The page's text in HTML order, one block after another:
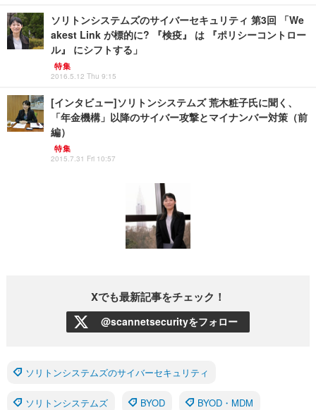
ソリトンシステムズのサイバーセキュリティ 第3回 「We
akest Link が標的に? 『検疫』 は 『ポリシーコントロー
ル』 にシフトする」
特集
2016.5.12 Thu 9:15
[インタビュー]ソリトンシステムズ 荒木粧子氏に聞く、
「年金機構」以降のサイバー攻撃とマイナンバー対策（前
編）
特集
2015.7.31 Fri 10:57
Xでも最新記事をチェック！
@scannetsecurityをフォロー
ソリトンシステムズのサイバーセキュリティ
ソリトンシステムズ BYOD BYOD・MDM